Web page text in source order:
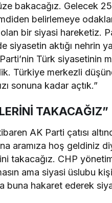
bakacağız. Gelecek 25
belirlemeye
bir siyasi hareketiz.
aktığı nehrin
Türk siyasetinin
Türkiye merkezli
sonuna kadar açtık.”
TAKACAĞIZ”
AK Parti çatısı
aramıza hoş geldiniz
takacağız. CHP
ama siyasi üslubu
buna hakaret ederek